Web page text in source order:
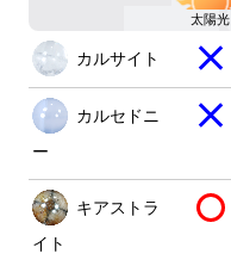
太陽光
カルサイト
カルセドニ
ー
キアストラ
イト